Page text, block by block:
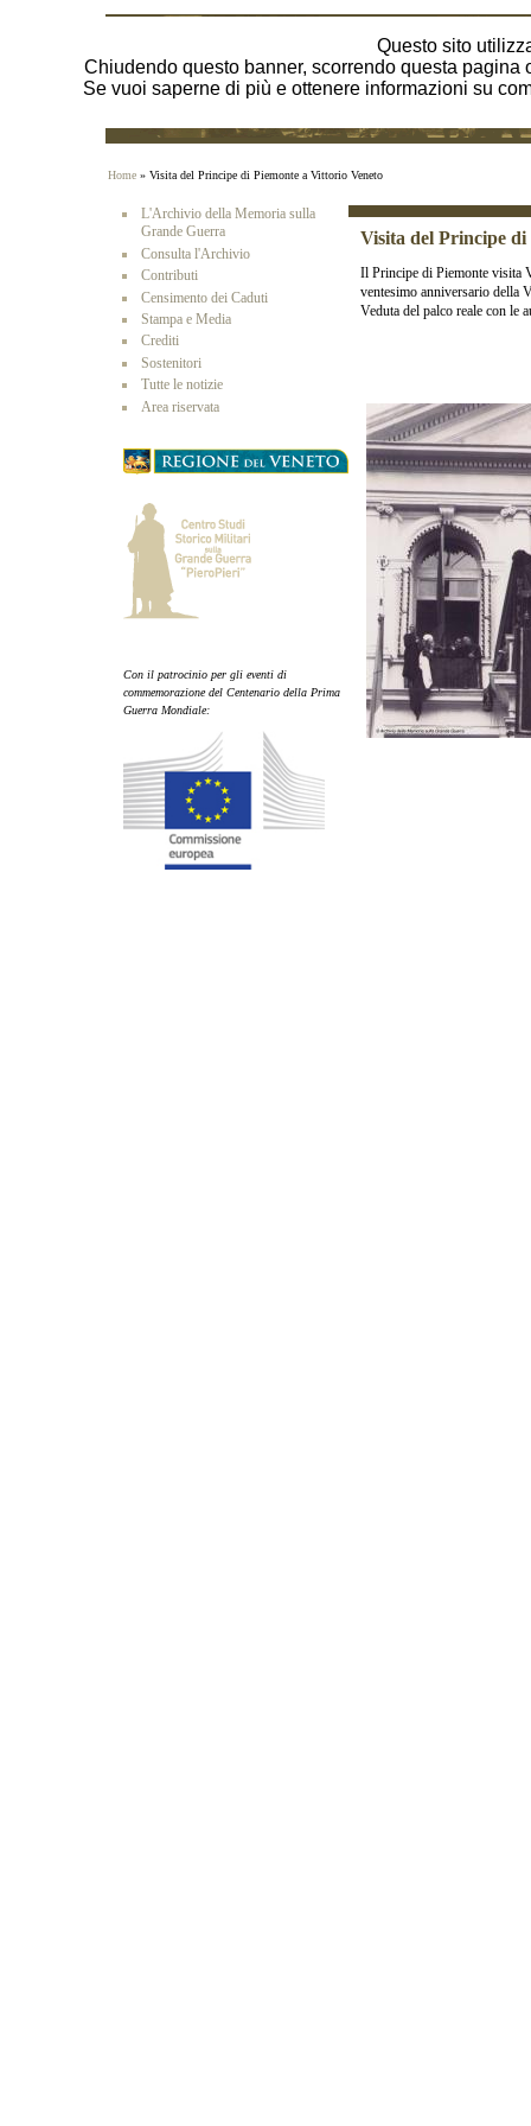
Questo sito
Chiudendo questo banner, scorrendo questa
Se vuoi saperne di più e ottenere informazioni su
Home » Visita del Principe di Piemonte a Vittorio Veneto
L'Archivio della Memoria sulla
Grande Guerra
Consulta l'Archivio
Contributi
Censimento dei Caduti
Stampa e Media
Crediti
Sostenitori
Tutte le notizie
Area riservata
Con il patrocinio per gli eventi di
commemorazione del Centenario della Prima
Guerra Mondiale:
Visita del Principe
Il Principe di Piemonte visita
ventesimo anniversario della
Veduta del palco reale con le